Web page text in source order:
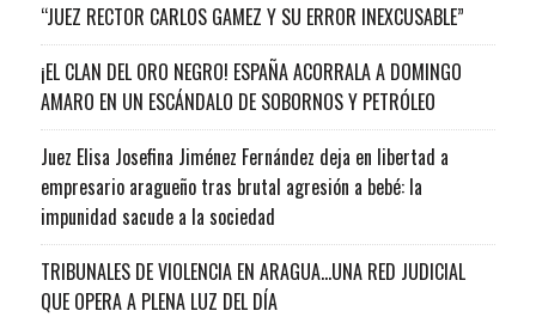
“JUEZ RECTOR CARLOS GAMEZ Y SU ERROR INEXCUSABLE”
¡EL CLAN DEL ORO NEGRO! ESPAÑA ACORRALA A DOMINGO
AMARO EN UN ESCÁNDALO DE SOBORNOS Y PETRÓLEO
Juez Elisa Josefina Jiménez Fernández deja en libertad a
empresario aragueño tras brutal agresión a bebé: la
impunidad sacude a la sociedad
TRIBUNALES DE VIOLENCIA EN ARAGUA…UNA RED JUDICIAL
QUE OPERA A PLENA LUZ DEL DÍA